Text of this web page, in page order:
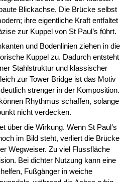
Blickachse. Die Brücke selbst
ihre eigentliche Kraft entfaltet
zur Kuppel von St Paul’s führt.
und Bodenlinien ziehen in die
Kuppel zu. Dadurch entsteht
Stahlstruktur und klassischer
zur Tower Bridge ist das Motiv
strenger in der Komposition.
Rhythmus schaffen, solange
nicht verdecken.
über die Wirkung. Wenn St Paul’s
im Bild steht, verliert die Brücke
Wegweiser. Zu viel Flussfläche
Bei dichter Nutzung kann eine
Fußgänger in weiche